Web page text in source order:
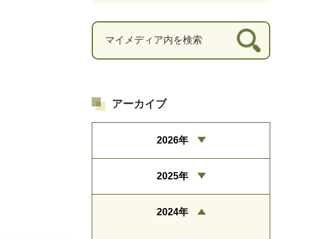
アーカイブ
2026年
2025年
2024年